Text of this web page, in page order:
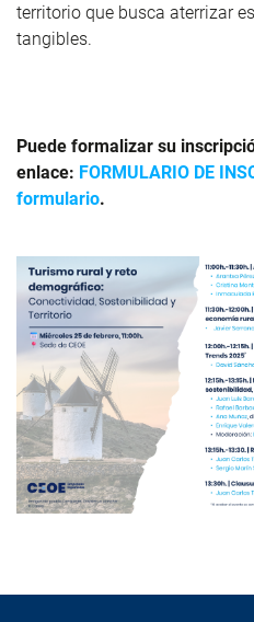
territorio que busca aterrizar
tangibles.
Puede formalizar su
enlace: FORMULARIO DE
formulario.